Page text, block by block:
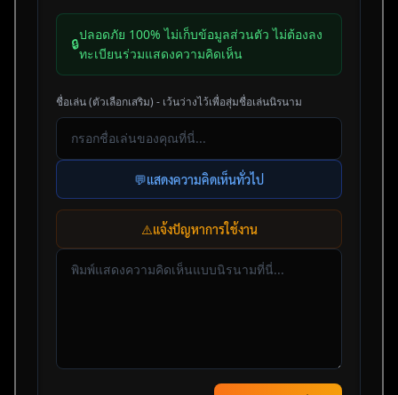
🔒
ปลอดภัย 100% ไม่เก็บข้อมูลส่วนตัว ไม่ต้องลง
ทะเบียนร่วมแสดงความคิดเห็น
ชื่อเล่น (ตัวเลือกเสริม) - เว้นว่างไว้เพื่อสุ่มชื่อเล่นนิรนาม
💬แสดงความคิดเห็นทั่วไป
⚠️แจ้งปัญหาการใช้งาน